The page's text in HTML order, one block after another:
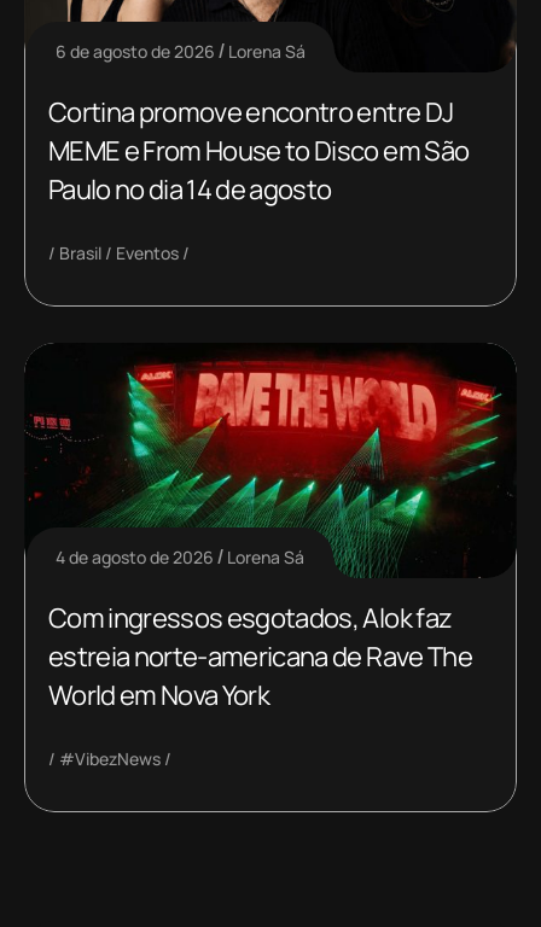
6 de agosto de 2026 Lorena Sá
Cortina promove encontro entre DJ
MEME e From House to Disco em São
Paulo no dia 14 de agosto
Brasil Eventos
4 de agosto de 2026 Lorena Sá
Com ingressos esgotados, Alok faz
estreia norte-americana de Rave The
World em Nova York
#VibezNews